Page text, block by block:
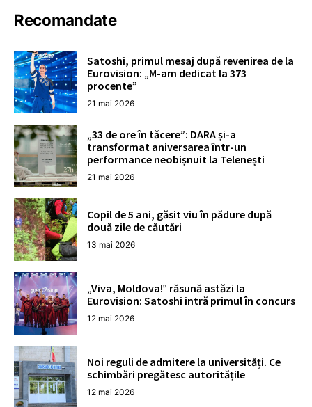
Recomandate
Satoshi, primul mesaj după revenirea de la
Eurovision: „M-am dedicat la 373
procente”
21 mai 2026
„33 de ore în tăcere”: DARA și-a
transformat aniversarea într-un
performance neobișnuit la Telenești
21 mai 2026
Copil de 5 ani, găsit viu în pădure după
două zile de căutări
13 mai 2026
„Viva, Moldova!” răsună astăzi la
Eurovision: Satoshi intră primul în concurs
12 mai 2026
Noi reguli de admitere la universități. Ce
schimbări pregătesc autoritățile
12 mai 2026